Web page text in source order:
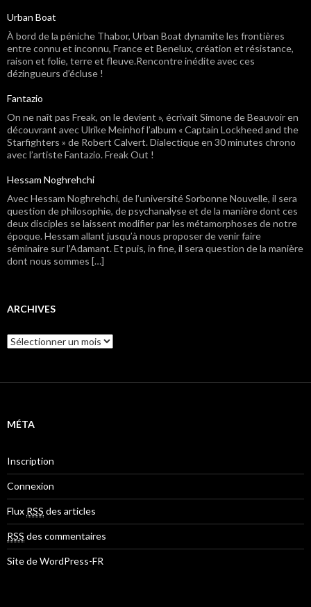
Urban Boat
À bord de la péniche Thabor, Urban Boat dynamite les frontières
entre connu et inconnu, France et Benelux, création et résistance,
raison et folie, terre et fleuve.Rencontre inédite avec ces
dézingueurs d’écluse !
Fantazio
On ne naît pas Freak, on le devient », écrivait Simone de Beauvoir en
découvrant avec Ulrike Meinhof l’album « Captain Lockheed and the
Starfighters » de Robert Calvert. Dialectique en 30 minutes chrono
avec l’artiste Fantazio. Freak Out !
Hessam Noghrehchi
Avec Hessam Noghrehchi, de l’université Sorbonne Nouvelle, il sera
question de philosophie, de psychanalyse et de la manière dont ces
deux disciples se laissent modifier par les métamorphoses de notre
époque. Hessam allant jusqu’à nous proposer de venir faire
séminaire sur l’Adamant. Et puis, in fine, il sera question de la manière
dont nous sommes […]
ARCHIVES
A
r
s
MÉTA
Inscription
Connexion
Flux RSS des articles
RSS des commentaires
Site de WordPress-FR